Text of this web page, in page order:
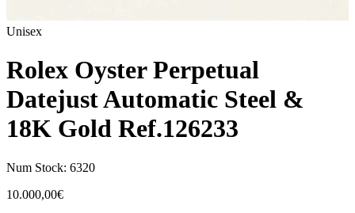
Unisex
Rolex Oyster Perpetual
Datejust Automatic Steel &
18K Gold Ref.126233
Num Stock: 6320
10.000,00€